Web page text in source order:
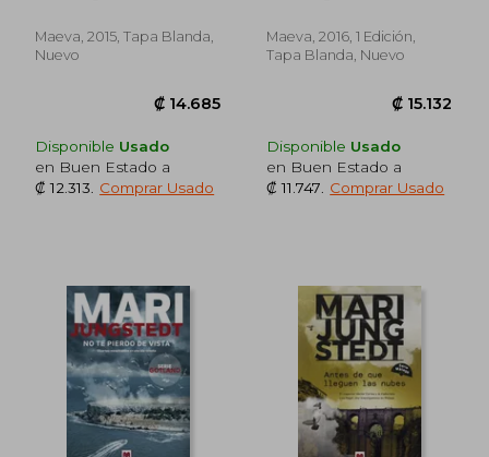
Maeva, 2015, Tapa Blanda,
Nuevo
Disponible Usado
en Buen Estado a
₡ 12.313
Comprar Usado
Maeva, 2016, 1 Edición,
Tapa Blanda, Nuevo
Disponible Usado
en Buen Estado a
₡ 11.747
Comprar Usado